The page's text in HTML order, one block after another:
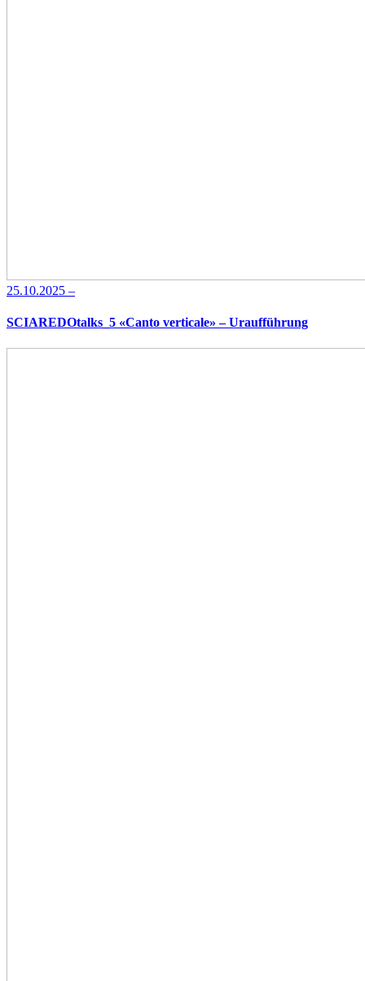
25.10.2025 –
SCIAREDOtalks_5 «Canto verticale» – Uraufführung